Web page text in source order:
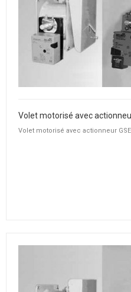
Volet motorisé avec
Volet motorisé avec actionneur